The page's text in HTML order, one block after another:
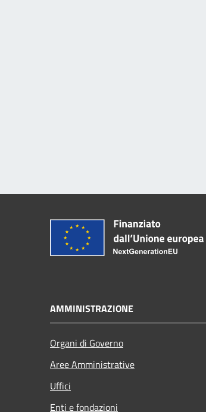
AMMINISTRAZIONE
Organi di Governo
Aree Amministrative
Uffici
Enti e fondazioni